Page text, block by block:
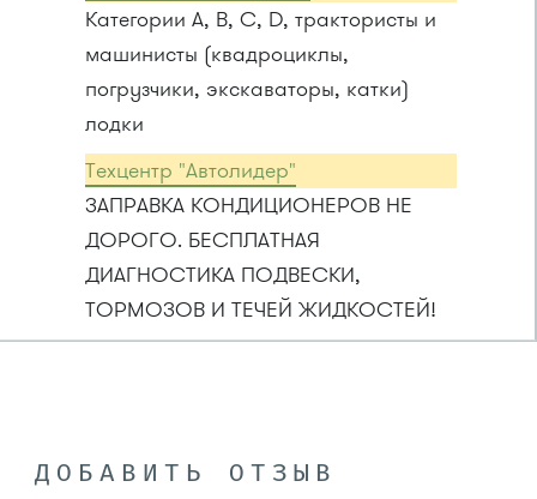
Категории A, B, C, D, трактористы и
машинисты (квадроциклы,
погрузчики, экскаваторы, катки)
лодки
Техцентр "Автолидер"
ЗАПРАВКА КОНДИЦИОНЕРОВ НЕ
ДОРОГО. БЕСПЛАТНАЯ
ДИАГНОСТИКА ПОДВЕСКИ,
ТОРМОЗОВ И ТЕЧЕЙ ЖИДКОСТЕЙ!
ДОБАВИТЬ ОТЗЫВ